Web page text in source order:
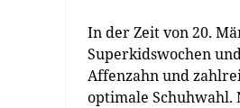
In der Zeit von 20.
Superkidswochen
Affenzahn und
optimale Schuhwahl.